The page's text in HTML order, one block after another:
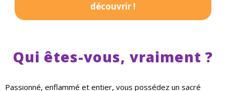
découvrir !
Qui êtes-vous, vraiment ?
Passionné, enflammé et entier, vous possédez un sacré